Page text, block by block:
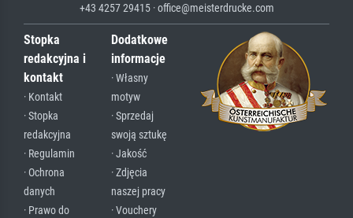
+43 4257 29415 · office@meisterdrucke.com
Stopka
redakcyjna i
kontakt
· Kontakt
· Stopka
redakcyjna
· Regulamin
· Ochrona
danych
· Prawo do
Dodatkowe
informacje
· Własny
motyw
· Sprzedaj
swoją sztukę
· Jakość
· Zdjęcia
naszej pracy
· Vouchery